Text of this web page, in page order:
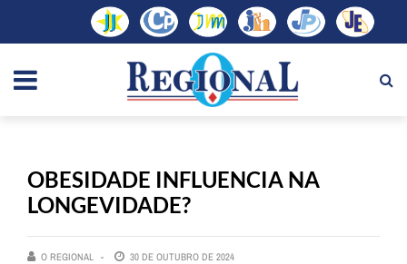
OBESIDADE INFLUENCIA NA
LONGEVIDADE?
O REGIONAL 30 DE OUTUBRO DE 2024